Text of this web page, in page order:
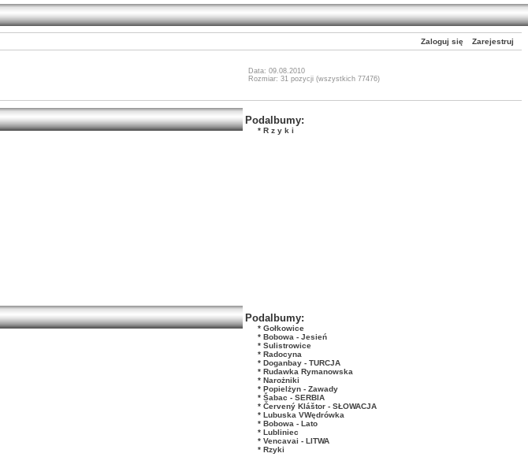
Zaloguj się Zarejestruj
Data: 09.08.2010
Rozmiar: 31 pozycji (wszystkich 77476)
Podalbumy:
* R z y k i
Podalbumy:
* Gołkowice
* Bobowa - Jesień
* Sulistrowice
* Radocyna
* Doganbay - TURCJA
* Rudawka Rymanowska
* Narożniki
* Popielżyn - Zawady
* Šabac - SERBIA
* Červený Kláštor - SŁOWACJA
* Lubuska VWędrówka
* Bobowa - Lato
* Lubliniec
* Vencavai - LITWA
* Rzyki